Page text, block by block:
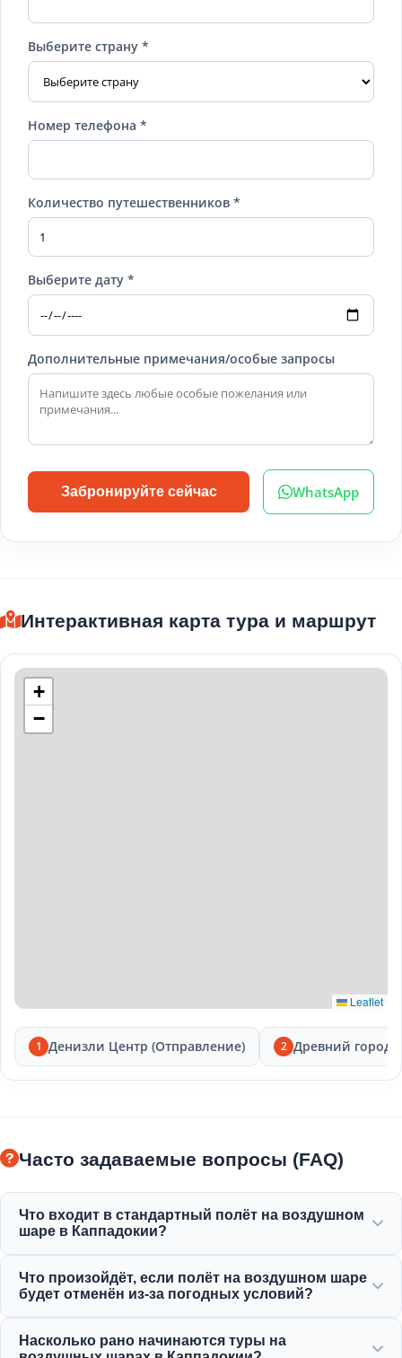
Выберите страну *
Номер телефона *
Количество путешественников *
Выберите дату *
Дополнительные примечания/особые запросы
Забронируйте сейчас WhatsApp
Интерактивная карта тура и маршрут
+
−
Leaflet
1 Денизли Центр (Отправление) 2 Древний город
Часто задаваемые вопросы (FAQ)
Что входит в стандартный полёт на воздушном
шаре в Каппадокии?
лёгкий завтрак перед полётом, часовой полёт на
воздушном шаре над «каменными грибами»,
сертификат о полёте.
Что произойдёт, если полёт на воздушном шаре
будет отменён из-за погодных условий?
приоритетом. В случае отмены полётов из-за ветра
Насколько рано начинаются туры на